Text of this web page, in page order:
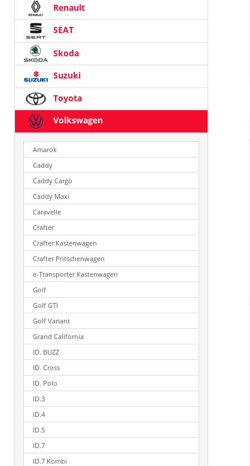
Renault
SEAT
Skoda
Suzuki
Toyota
Volkswagen
Amarok
Caddy
Caddy Cargo
Caddy Maxi
Caravelle
Crafter
Crafter Kastenwagen
Crafter Pritschenwagen
e-Transporter Kastenwagen
Golf
Golf GTI
Golf Variant
Grand California
ID. BUZZ
ID. Cross
ID. Polo
ID.3
ID.4
ID.5
ID.7
ID.7 Kombi